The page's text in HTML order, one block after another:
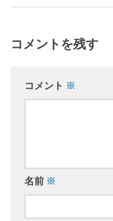
コメントを残す
コメント ※
名前 ※